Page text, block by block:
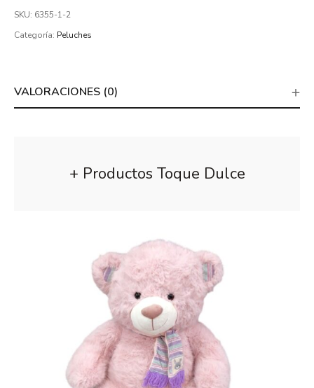
SKU: 6355-1-2
Categoría: Peluches
VALORACIONES (0)
+ Productos Toque Dulce